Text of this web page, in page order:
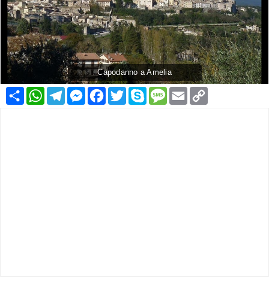
Capodanno a Amelia
Condividi
WhatsApp
Telegram
Messenger
Facebook
TwitterSkypeMessage
Email